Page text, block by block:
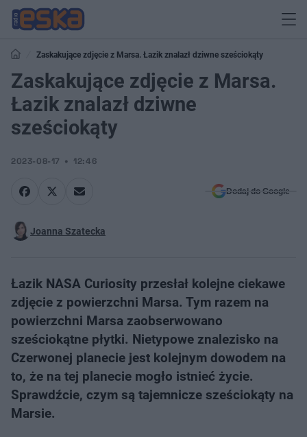
Zaskakujące zdjęcie z Marsa. Łazik znalazł dziwne sześciokąty
Zaskakujące zdjęcie z Marsa.
Łazik znalazł dziwne
sześciokąty
2023-08-17 12:46
Dodaj do Google
Joanna Szatecka
Łazik NASA Curiosity przesłał kolejne ciekawe
zdjęcie z powierzchni Marsa. Tym razem na
powierzchni Marsa zaobserwowano
sześciokątne płytki. Nietypowe znalezisko na
Czerwonej planecie jest kolejnym dowodem na
to, że na tej planecie mogło istnieć życie.
Sprawdźcie, czym są tajemnicze sześciokąty na
Marsie.